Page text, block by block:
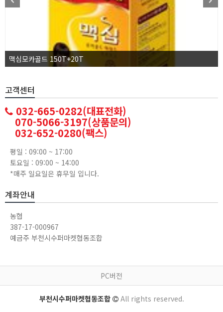
맥심모카골드 150T+20T
고객센터
032-665-0282(대표전화)
070-5066-3197(상품문의)
032-652-0280(팩스)
평일 : 09:00 ~ 17:00
토요일 : 09:00 ~ 14:00
*매주 일요일은 휴무일 입니다.
계좌안내
농협
387-17-000967
예금주 부천시수퍼마켓협동조합
PC버전
부천시수퍼마켓협동조합 All rights reserved.